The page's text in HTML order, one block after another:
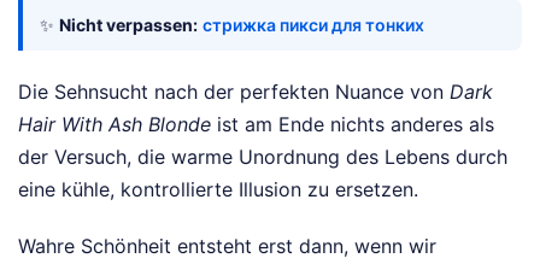
✨ Nicht verpassen: стрижка пикси для тонких
Die Sehnsucht nach der perfekten Nuance von Dark
Hair With Ash Blonde ist am Ende nichts anderes als
der Versuch, die warme Unordnung des Lebens durch
eine kühle, kontrollierte Illusion zu ersetzen.
Wahre Schönheit entsteht erst dann, wenn wir